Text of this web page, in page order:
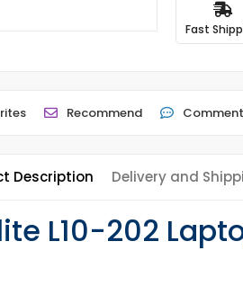
Fast
Recommend Comment
Description Delivery and
L10-202